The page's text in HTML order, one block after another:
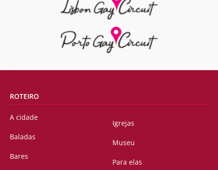
ROTEIRO
A cidade
Baladas
Bares
Igrejas
Museu
Para elas